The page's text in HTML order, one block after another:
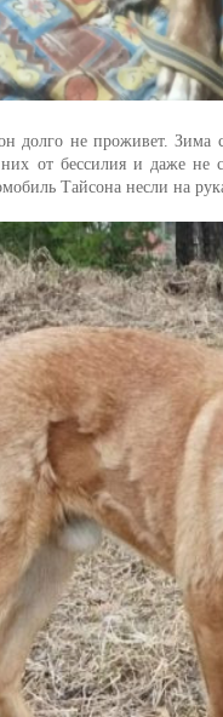
долго не проживет. Зима
от бессилия и даже не
Тайсона несли на